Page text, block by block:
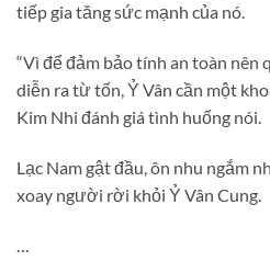
tiếp gia tăng sức mạnh của nó.
“Vì để đảm bảo tính an toàn nên
diễn ra từ tốn, Ỷ Vân cần một
Kim Nhi đánh giá tình huống nói.
Lạc Nam gật đầu, ôn nhu ngắm
xoay người rời khỏi Ỷ Vân Cung.